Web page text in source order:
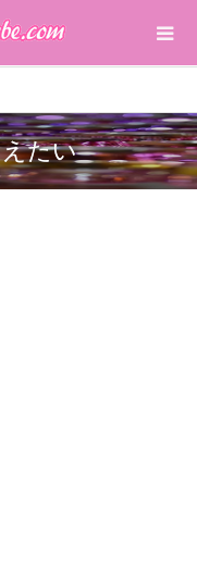
たい